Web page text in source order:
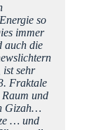
so
immer
auch die
ist sehr
Fraktale
Raum und
Gizah…
… und